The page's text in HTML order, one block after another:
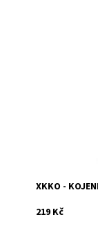
Značka:
XKKO -
219 Kč